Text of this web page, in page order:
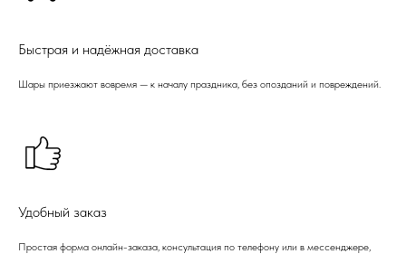
Быстрая и надёжная доставка
Шары приезжают вовремя — к началу праздника, без опозданий и повреждений.
Удобный заказ
Простая форма онлайн-заказа, консультация по телефону или в мессенджере,